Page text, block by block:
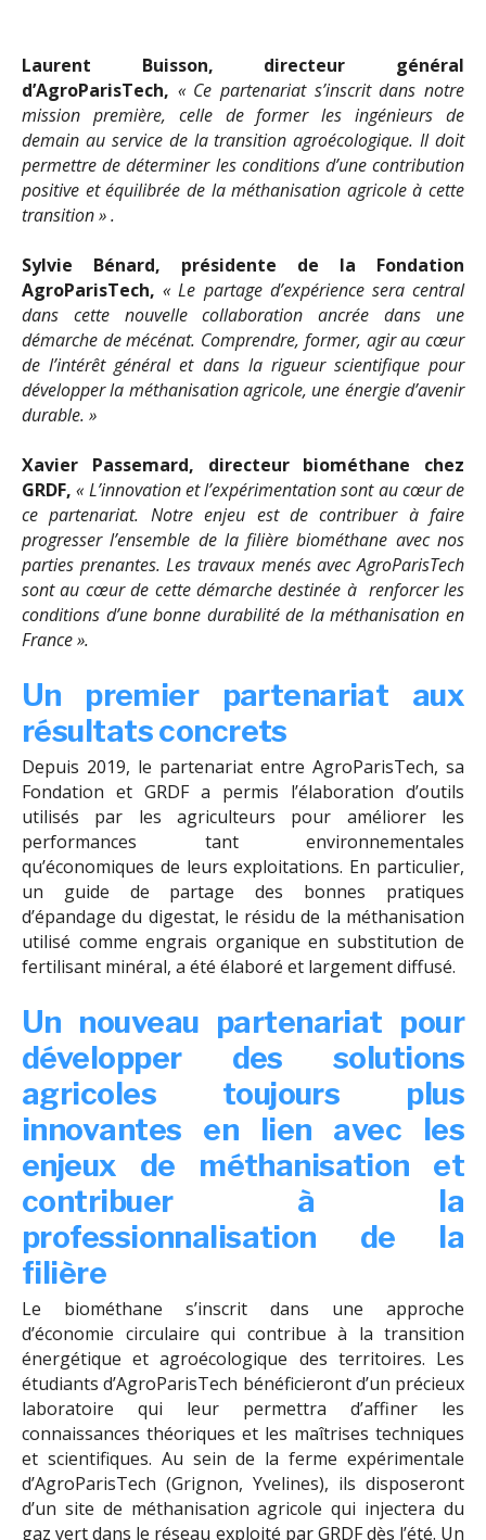
Laurent Buisson, directeur général
d’AgroParisTech, « Ce partenariat s’inscrit dans notre
mission première, celle de former les ingénieurs de
demain au service de la transition agroécologique. Il doit
permettre de déterminer les conditions d’une contribution
positive et équilibrée de la méthanisation agricole à cette
transition » .
Sylvie Bénard, présidente de la Fondation
AgroParisTech, «Le partage d’expérience sera central
dans cette nouvelle collaboration ancrée dans une
démarche de mécénat. Comprendre, former, agir au cœur
de l’intérêt général et dans la rigueur scientifique pour
développer la méthanisation agricole, une énergie d’avenir
durable. »
Xavier Passemard, directeur biométhane chez
GRDF, « L’innovation et l’expérimentation sont au cœur de
ce partenariat. Notre enjeu est de contribuer à faire
progresser l’ensemble de la filière biométhane avec nos
parties prenantes. Les travaux menés avec AgroParisTech
sont au cœur de cette démarche destinée à renforcer les
conditions d’une bonne durabilité de la méthanisation en
France ».
Un premier partenariat aux
résultats concrets
Depuis 2019, le partenariat entre AgroParisTech, sa
Fondation et GRDF a permis l’élaboration d’outils
utilisés par les agriculteurs pour améliorer les
performances tant environnementales
qu’économiques de leurs exploitations. En particulier,
un guide de partage des bonnes pratiques
d’épandage du digestat, le résidu de la méthanisation
utilisé comme engrais organique en substitution de
fertilisant minéral, a été élaboré et largement diffusé.
Un nouveau partenariat pour
développer des solutions
agricoles toujours plus
innovantes en lien avec les
enjeux de méthanisation et
contribuer à la
professionnalisation de la
filière
Le biométhane s’inscrit dans une approche
d’économie circulaire qui contribue à la transition
énergétique et agroécologique des territoires. Les
étudiants d’AgroParisTech bénéficieront d’un précieux
laboratoire qui leur permettra d’affiner les
connaissances théoriques et les maîtrises techniques
et scientifiques. Au sein de la ferme expérimentale
d’AgroParisTech (Grignon, Yvelines), ils disposeront
d’un site de méthanisation agricole qui injectera du
gaz vert dans le réseau exploité par GRDF dès l’été. Un